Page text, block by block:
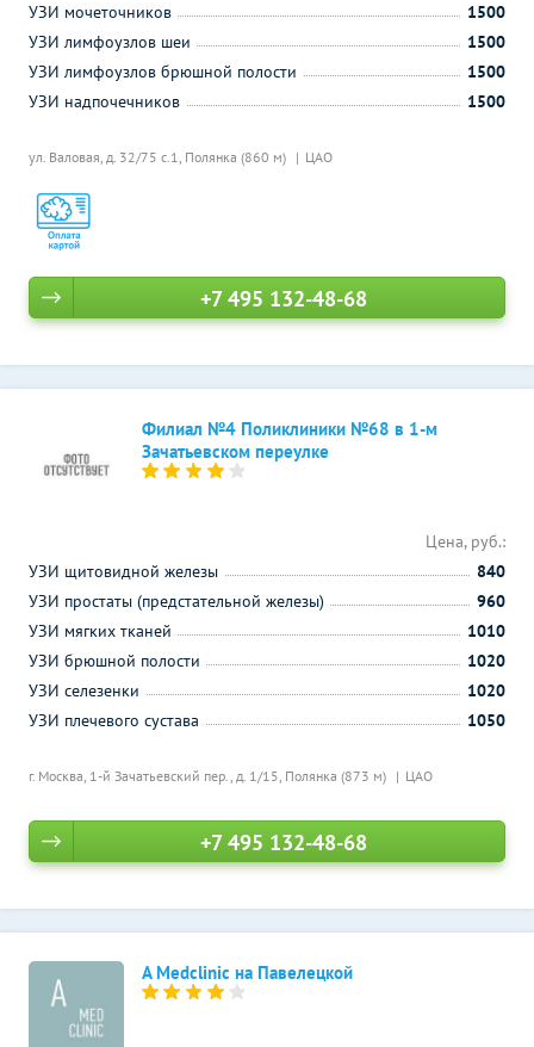
ул. Валовая, д. 32/75 с.1, Полянка (860 м) ЦАО
УЗИ мочеточников
1500
УЗИ лимфоузлов шеи
1500
УЗИ лимфоузлов брюшной полости
1500
УЗИ надпочечников
1500
+7 495 132-48-68
Филиал №4 Поликлиники №68 в 1-м
Зачатьевском переулке
г. Москва, 1-й Зачатьевский пер., д. 1/15, Полянка (873 м) ЦАО
Цена, руб.:
УЗИ щитовидной железы
840
УЗИ простаты (предстательной железы)
960
УЗИ мягких тканей
1010
УЗИ брюшной полости
1020
УЗИ селезенки
1020
УЗИ плечевого сустава
1050
+7 495 132-48-68
A Medclinic на Павелецкой